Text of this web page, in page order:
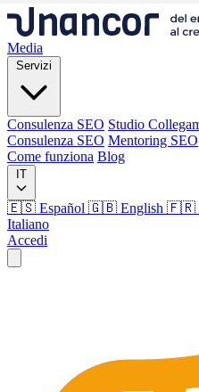
Media
Servizi
Consulenza SEO Studio
Consulenza SEO Mentoring SEO
Come funziona Blog
IT
🇪🇸 Español 🇬🇧 English 🇫🇷
Italiano
Accedi
Studio
Consulenza SEO
Come funziona